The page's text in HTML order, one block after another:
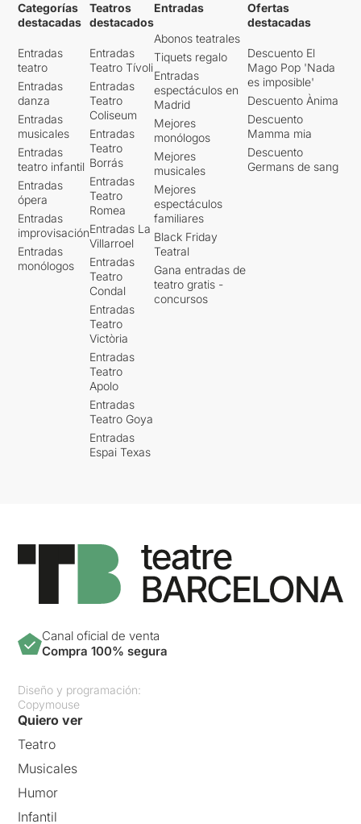
Categorías
destacadas
Entradas
teatro
Entradas
danza
Entradas
musicales
Entradas
teatro infantil
Entradas
ópera
Entradas
improvisación
Entradas
monólogos
Teatros
destacados
Entradas
Teatro Tívoli
Entradas
Teatro
Coliseum
Entradas
Teatro
Borrás
Entradas
Teatro
Romea
Entradas La
Villarroel
Entradas
Teatro
Condal
Entradas
Teatro
Victòria
Entradas
Teatro
Apolo
Entradas
Teatro Goya
Entradas
Espai Texas
Entradas
Abonos teatrales
Tiquets regalo
Entradas
espectáculos en
Madrid
Mejores
monólogos
Mejores
musicales
Mejores
espectáculos
familiares
Black Friday
Teatral
Gana entradas de
teatro gratis -
concursos
Ofertas
destacadas
Descuento El
Mago Pop 'Nada
es imposible'
Descuento Ànima
Descuento
Mamma mia
Descuento
Germans de sang
Canal oficial de venta
Compra 100% segura
Diseño y programación:
Copymouse
Quiero ver
Teatro
Musicales
Humor
Infantil